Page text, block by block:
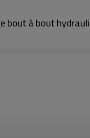
bout à bout